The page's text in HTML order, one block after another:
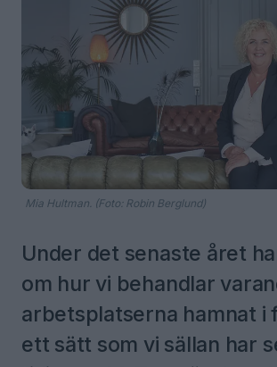
Mia Hultman. (Foto: Robin Berglund)
Under det senaste året
om hur vi behandlar
arbetsplatserna hamnat i
ett sätt som vi sällan har